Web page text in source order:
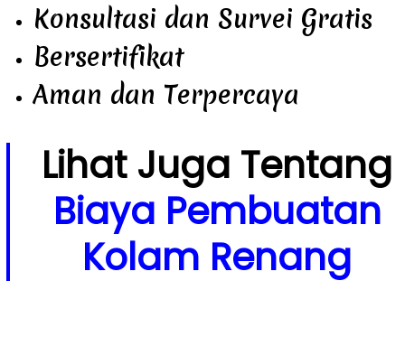
Konsultasi dan Survei Gratis
Bersertifikat
Aman dan Terpercaya
Lihat Juga Tentang
Biaya Pembuatan
Kolam Renang